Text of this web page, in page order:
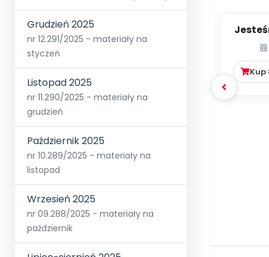
Grudzień 2025
nr 12.291/2025 - materiały na
styczeń
Listopad 2025
nr 11.290/2025 - materiały na
grudzień
Październik 2025
nr 10.289/2025 - materiały na
listopad
Wrzesień 2025
nr 09.288/2025 - materiały na
październik
Kup